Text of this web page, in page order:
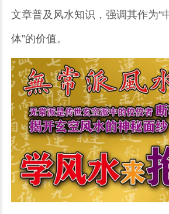
文章普及风水知识，强调其作为“
体”的价值。